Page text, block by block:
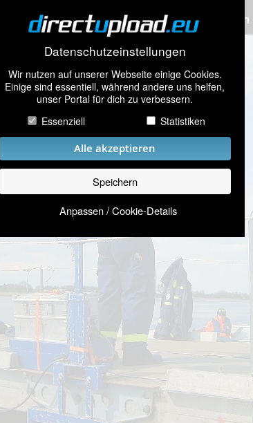
Datenschutzeinstellungen
Wir nutzen auf unserer Webseite einige Cookies.
Einige sind essentiell, während andere uns helfen,
unser Portal für dich zu verbessern.
Essenziell
Statistiken
Alle akzeptieren
Speichern
Anpassen / Cookie-Details
Bilder hochladen